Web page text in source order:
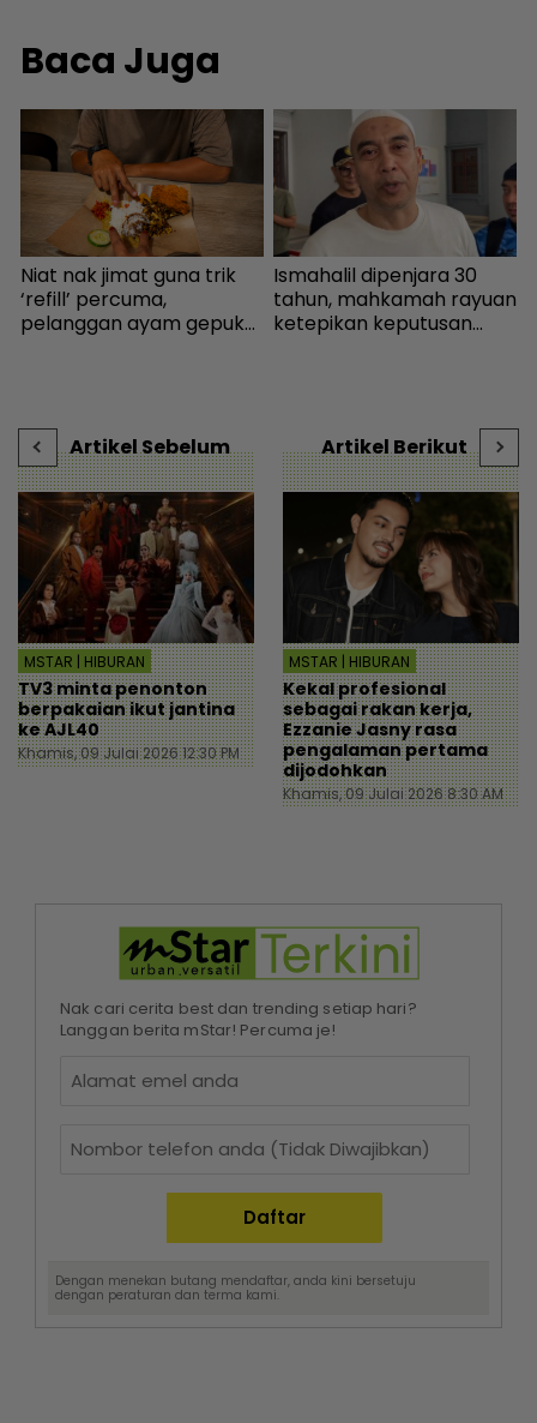
Baca Juga
Niat nak jimat guna trik
‘refill’ percuma,
pelanggan ayam gepuk
Ismahalil dipenjara 30
tahun, mahkamah rayuan
ketepikan keputusan
Artikel Sebelum
MSTAR | HIBURAN
TV3 minta penonton
berpakaian ikut jantina
ke AJL40
Khamis, 09 Julai 2026 12:30 PM
Artikel Berikut
MSTAR | HIBURAN
Kekal profesional
sebagai rakan kerja,
Ezzanie Jasny rasa
pengalaman pertama
dijodohkan
Khamis, 09 Julai 2026 8:30 AM
Nak cari cerita best dan trending setiap hari?
Langgan berita mStar! Percuma je!
Dengan menekan butang mendaftar, anda kini bersetuju
dengan peraturan dan terma kami.